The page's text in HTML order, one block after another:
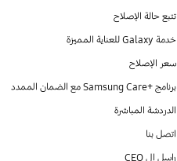
تتبع حالة الإصلاح
خدمة Galaxy للعناية المميزة
سعر الإصلاح
برنامج +Samsung Care مع الضمان الممدد
الدردشة المباشرة
اتصل بنا
راسل ال CEO